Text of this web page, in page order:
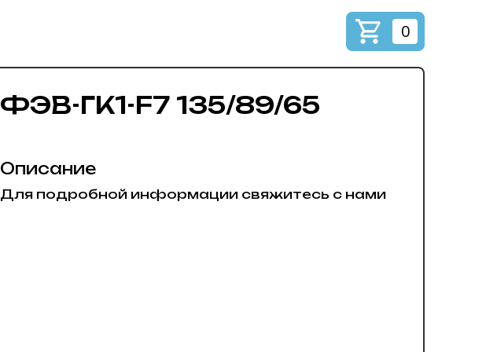
0
ФЭВ-ГК1-F7 135/89/65
Описание
Для подробной информации свяжитесь с нами